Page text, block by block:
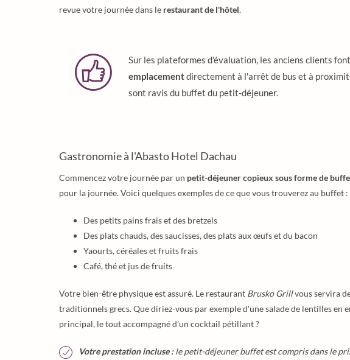
revue votre journée dans le restaurant de l'hôtel.
Sur les plateformes d'évaluation, les anciens clients
emplacementdirectement à l'arrêt de bus et à
sont ravis du buffet du petit-déjeuner.
Gastronomie à l'Abasto Hotel Dachau
Commencez votre journée par un petit-déjeuner copieux sous forme de
pour la journée. Voici quelques exemples de ce que vous trouverez au buffet :
Des petits pains frais et des bretzels
Des plats chauds, des saucisses, des plats aux œufs et du bacon
Yaourts, céréales et fruits frais
Café, thé et jus de fruits
Votre bien-être physique est assuré. Le restaurant Brusko Grillvous servira
traditionnels grecs. Que diriez-vous par exemple d'une salade de lentilles
principal, le tout accompagné d'un cocktail pétillant ?
Votre prestation incluse :le petit-déjeuner buffet est compris dans le